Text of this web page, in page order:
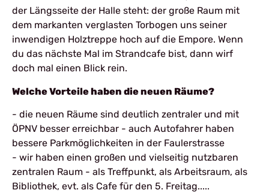
der Längsseite der Halle steht: der große Raum mit
dem markanten verglasten Torbogen uns seiner
inwendigen Holztreppe hoch auf die Empore. Wenn
du das nächste Mal im Strandcafe bist, dann wirf
doch mal einen Blick rein.
Welche Vorteile haben die neuen Räume?
- die neuen Räume sind deutlich zentraler und mit
ÖPNV besser erreichbar - auch Autofahrer haben
bessere Parkmöglichkeiten in der Faulerstrasse
- wir haben einen großen und vielseitig nutzbaren
zentralen Raum - als Treffpunkt, als Arbeitsraum, als
Bibliothek, evt. als Cafe für den 5. Freitag.....